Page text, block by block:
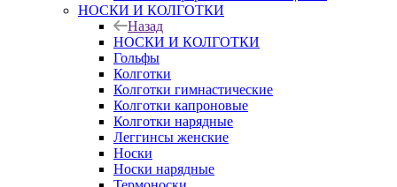
НОСКИ И КОЛГОТКИ
Назад
НОСКИ И КОЛГОТКИ
Гольфы
Колготки
Колготки гимнастические
Колготки капроновые
Колготки нарядные
Леггинсы женские
Носки
Носки нарядные